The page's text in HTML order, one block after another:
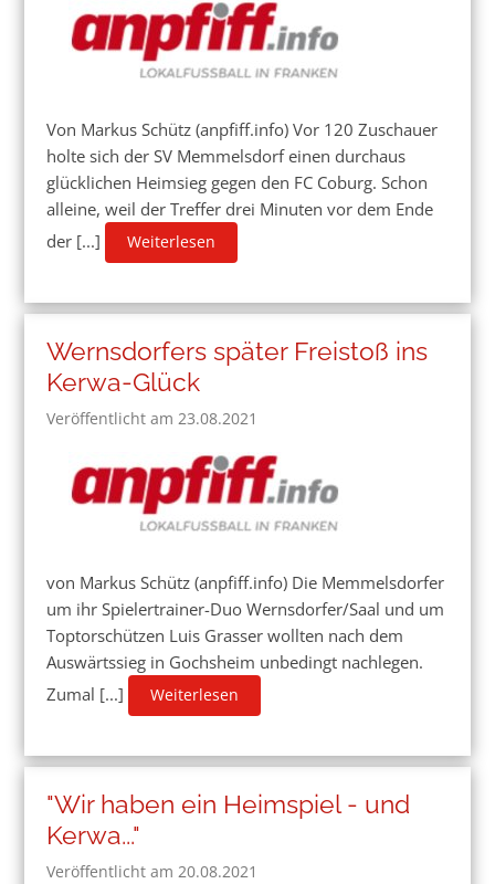
Von Markus Schütz (anpfiff.info) Vor 120 Zuschauer
holte sich der SV Memmelsdorf einen durchaus
glücklichen Heimsieg gegen den FC Coburg. Schon
alleine, weil der Treffer drei Minuten vor dem Ende
der [...]
Weiterlesen
Wernsdorfers später Freistoß ins
Kerwa-Glück
Veröffentlicht am 23.08.2021
von Markus Schütz (anpfiff.info) Die Memmelsdorfer
um ihr Spielertrainer-Duo Wernsdorfer/Saal und um
Toptorschützen Luis Grasser wollten nach dem
Auswärtssieg in Gochsheim unbedingt nachlegen.
Zumal [...]
Weiterlesen
"Wir haben ein Heimspiel - und
Kerwa..."
Veröffentlicht am 20.08.2021